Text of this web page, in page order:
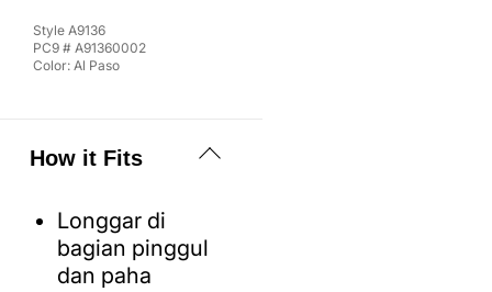
Style A9136
PC9 # A91360002
Color: Al Paso
How it Fits
Longgar di
bagian pinggul
dan paha